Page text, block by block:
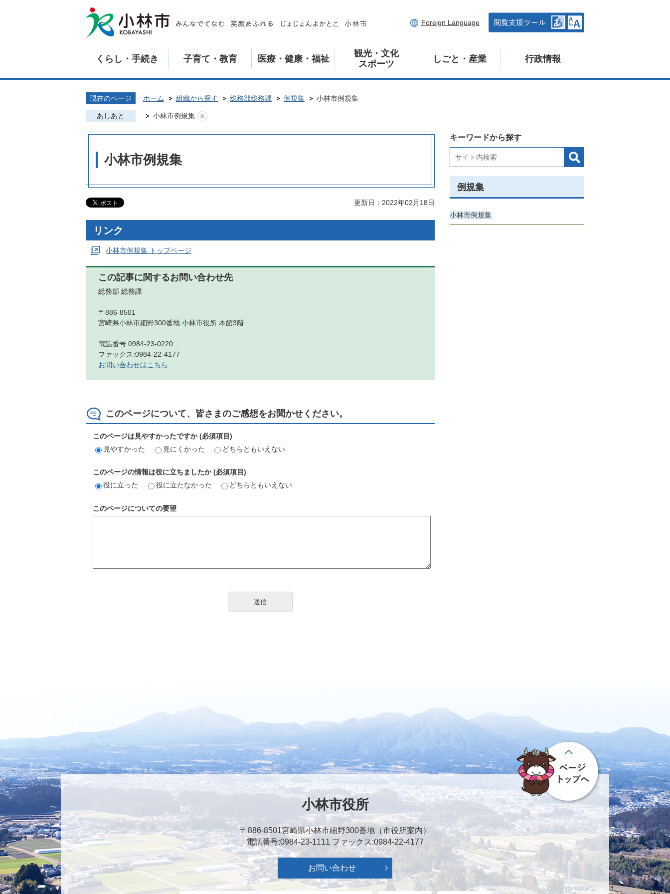
Foreign Language
くらし・手続き 子育て・教育 医療・健康・福祉
観光・文化
スポーツ
しごと・産業 行政情報
現在のページ ホーム 組織から探す 総務部総務課 例規集 小林市例規集
あしあと 小林市例規集
小林市例規集
更新日：2022年02月18日
リンク
小林市例規集 トップページ
この記事に関するお問い合わせ先
総務部 総務課
〒886-8501
宮崎県小林市細野300番地 小林市役所 本館3階
電話番号:0984-23-0220
ファックス:0984-22-4177
お問い合わせはこちら
このページについて、皆さまのご感想をお聞かせください。
このページは見やすかったですか (必須項目)
見やすかった
見にくかった どちらともいえない
このページの情報は役に立ちましたか (必須項目)
役に立った
役に立たなかった どちらともいえない
このページについての要望
キーワードから探す
例規集
小林市例規集
小林市役所
〒886-8501宮崎県小林市細野300番地（市役所案内）
電話番号:0984-23-1111 ファックス:0984-22-4177
お問い合わせ